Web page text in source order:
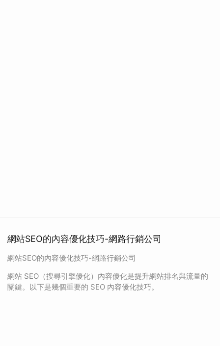
網站SEO的內容優化技巧-網路行銷公司
網站SEO的內容優化技巧-網路行銷公司
網站 SEO（搜尋引擎優化）內容優化是提升網站排名與流量的
關鍵。以下是幾個重要的 SEO 內容優化技巧。